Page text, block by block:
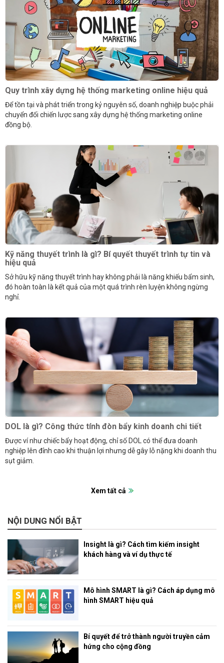
Quy trình xây dựng hệ thống marketing online hiệu quả
Để tồn tại và phát triển trong kỷ nguyên số, doanh nghiệp buộc phải
chuyển đổi chiến lược sang xây dựng hệ thống marketing online
đồng bộ.
Kỹ năng thuyết trình là gì? Bí quyết thuyết trình tự tin và
hiệu quả
Sở hữu kỹ năng thuyết trình hay không phải là năng khiếu bẩm sinh,
đó hoàn toàn là kết quả của một quá trình rèn luyện không ngừng
nghỉ.
DOL là gì? Công thức tính đòn bẩy kinh doanh chi tiết
Được ví như chiếc bẩy hoạt động, chỉ số DOL có thể đưa doanh
nghiệp lên đỉnh cao khi thuận lợi nhưng dễ gây lỗ nặng khi doanh thu
sụt giảm.
Xem tất cả
NỘI DUNG NỔI BẬT
Insight là gì? Cách tìm kiếm insight
khách hàng và ví dụ thực tế
Mô hình SMART là gì? Cách áp dụng mô
hình SMART hiệu quả
Bí quyết để trở thành người truyền cảm
hứng cho cộng đồng